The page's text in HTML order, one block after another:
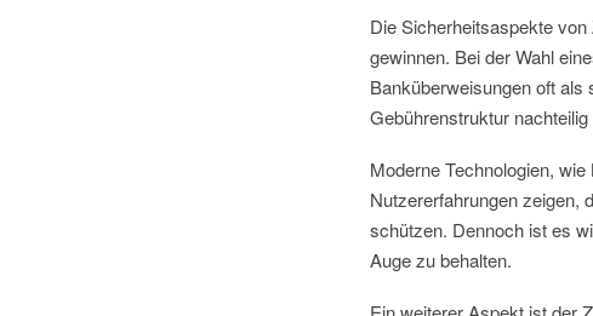
Die Sicherheitsaspekte
gewinnen. Bei der Wahl
Banküberweisungen oft als
Gebührenstruktur nachteilig
Moderne Technologien,
Nutzererfahrungen zeigen,
schützen. Dennoch ist es
Auge zu behalten.